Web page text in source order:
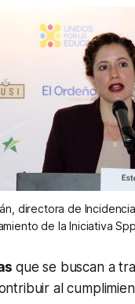
directora de
de la Iniciativa
que se buscan a
al